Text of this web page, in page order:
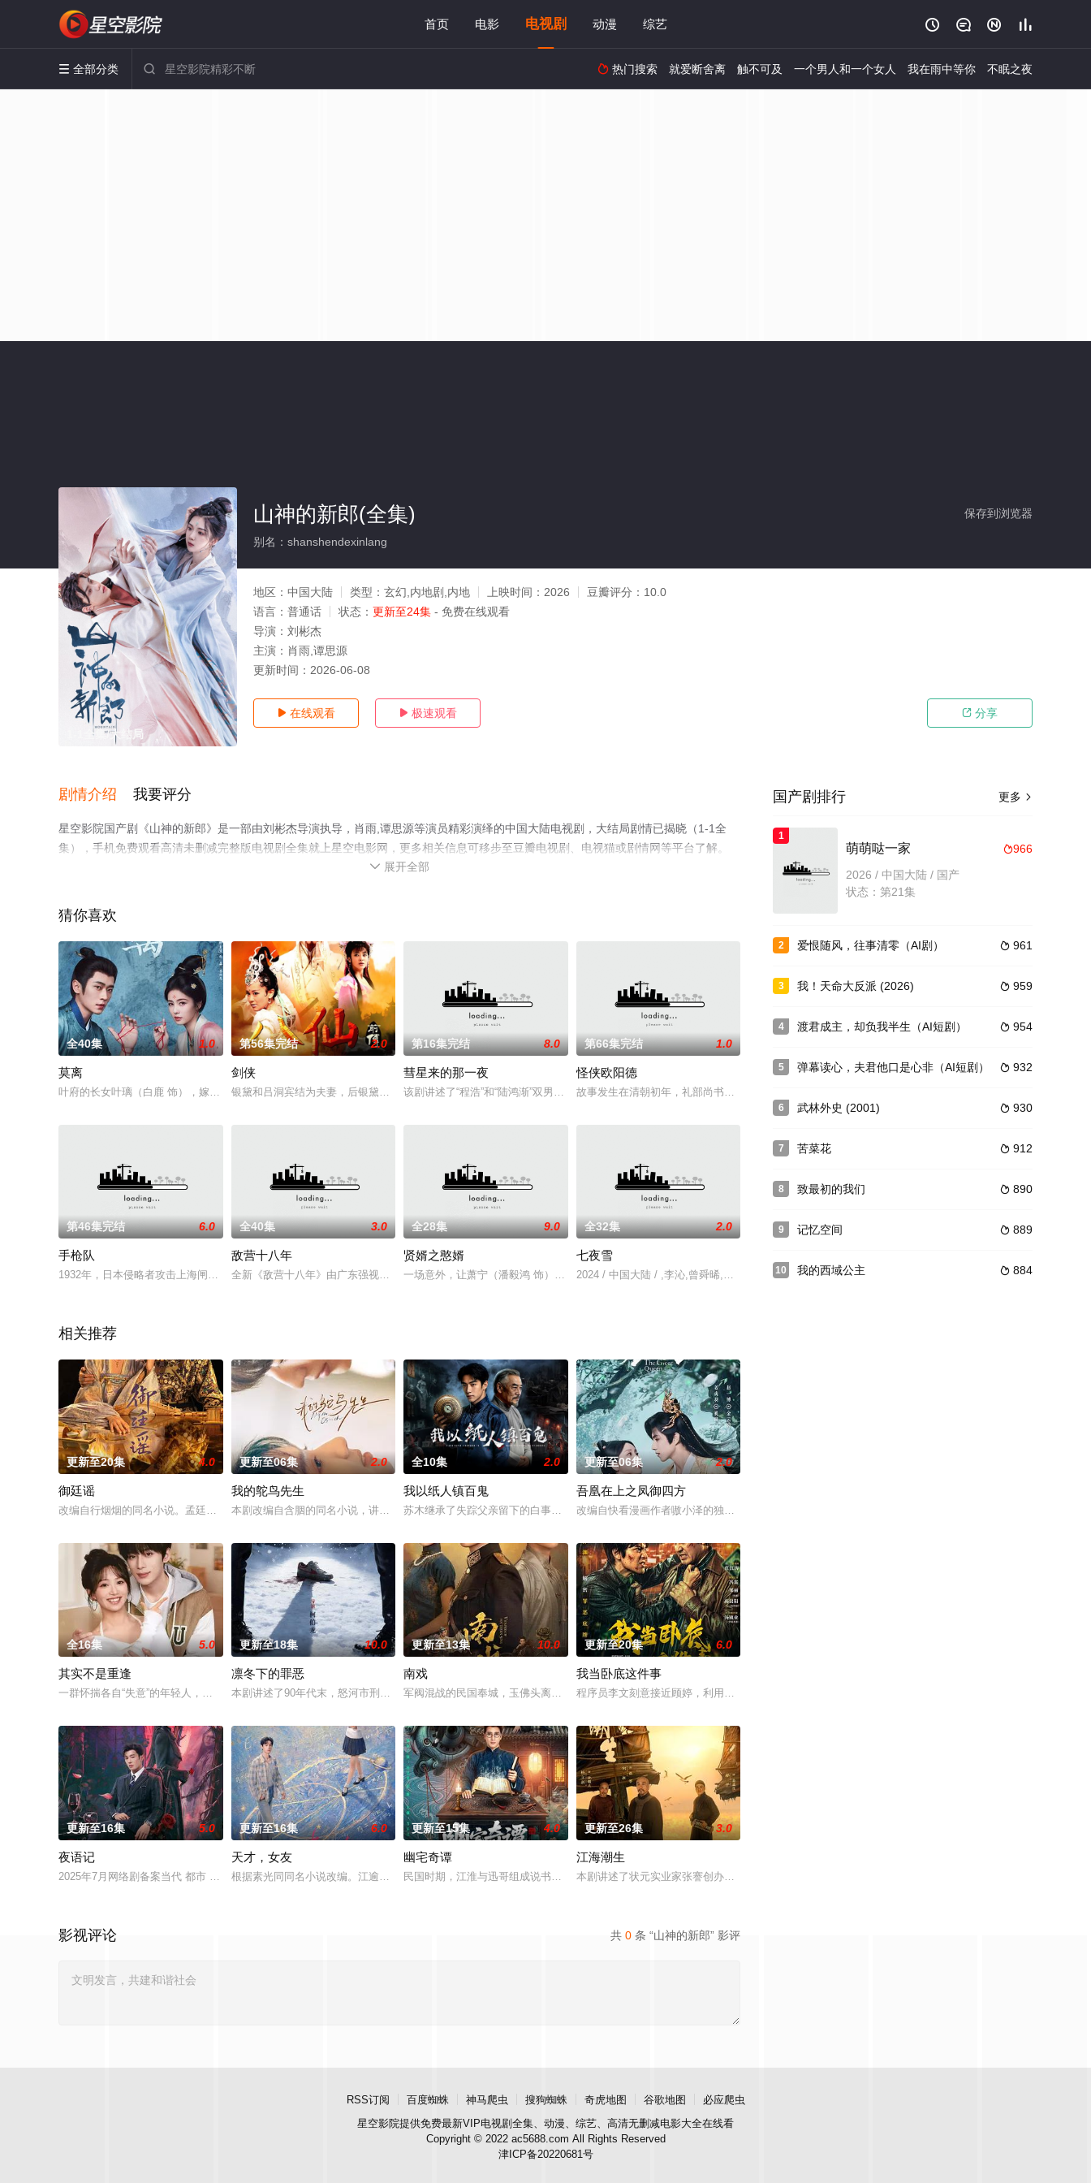
首页 电影 电视剧 动漫 综艺    
 全部分类   热门搜索 就爱断舍离 触不可及 一个男人和一个女人 我在雨中等你 不眠之夜
1-1全集/大结局
保存到浏览器
山神的新郎(全集)
别名：shanshendexinlang
地区： 中国大陆 类型： 玄幻,内地剧,内地 上映时间： 2026 豆瓣评分： 10.0
语言： 普通话 状态： 更新至24集 - 免费在线观看
导演： 刘彬杰
主演： 肖雨,谭思源
更新时间： 2026-06-08
 在线观看  极速观看  分享
剧情介绍 我要评分
星空影院国产剧《山神的新郎》是一部由刘彬杰导演执导，肖雨,谭思源等演员精彩演绎的中国大陆电视剧，大结局剧情已揭晓（1-1全
集），手机免费观看高清未删减完整版电视剧全集就上星空电影网，更多相关信息可移步至豆瓣电视剧、电视猫或剧情网等平台了解。
 展开全部
猜你喜欢
全40集 1.0
莫离
叶府的长女叶璃（白鹿 饰），嫁去破败的定王府，和双腿残疾的定王墨修尧成亲，而在叶璃出嫁当日，黎王墨景黎与叶府次女叶莹也于
第56集完结 2.0
剑侠
银黛和吕洞宾结为夫妻，后银黛为救吕洞宾而死，银黛妹妹雪琼为报复吕洞宾，不断制造祸端，幸被洞宾逐一化解。洞宾坚心求道，终获
第16集完结 8.0
彗星来的那一夜
该剧讲述了“程浩”和“陆鸿渐”双男主在平行空间互换身份，与迷妹林小小所发生的故事。
第66集完结 1.0
怪侠欧阳德
故事发生在清朝初年，礼部尚书彭鹏（李进荣 饰）被康熙千里迢迢派往广西平息叛乱，这漫长的旅途中，隐藏
第46集完结 6.0
手枪队
1932年，日本侵略者攻击上海闸北，十九路军伤亡惨重。杜凌云、张大器等军官为了继续抵抗侵略，他们组织成立“手枪队”，誓与
全40集 3.0
敌营十八年
全新《敌营十八年》由广东强视影业传媒有限公司投资拍摄，共120集，由卧心、雄心、丹心三部曲组成，每部40集。全剧以中共地
全28集 9.0
贤婿之憨婿
一场意外，让萧宁（潘毅鸿 饰）魂穿大境朝沦为苏家赘婿，他以古法点化茶韵酒香，引得万民竞逐；创报纸、揽英才，助公主纵横朝堂
全32集 2.0
七夜雪
2024 / 中国大陆 / ,李沁,曾舜晞,王弘毅,陈昊森,曾可妮,金泽灏,邵羽柒,叶祖新,毛林林,海铃,付嘉,于洋,魏震,刘津
相关推荐
更新至20集 4.0
御廷谣
改编自行烟烟的同名小说。孟廷辉，大平王朝有史以来个以女子进士科三元及第入翰林院的奇女子。十年前的她被他从死人堆里救出来，
更新至06集 2.0
我的鸵鸟先生
本剧改编自含胭的同名小说，讲述了邻家女孩庞倩（苏晓彤 饰）与童年时因一场意外落下身体残缺的少年顾铭夕（何洛洛 饰）的成长
全10集 2.0
我以纸人镇百鬼
苏木继承了失踪父亲留下的白事馆，本想低调扎纸维生，却因一具流血的新娘纸人卷入了一场跨越十年的惊天阴谋。这纸人身上，竟贴着
更新至06集 2.0
吾凰在上之凤御四方
改编自快看漫画作者嗷小泽的独家连载漫画《吾凰在上》。现代少女奚圆（姜贞羽 饰）因意外踏入玄机界，继
全16集 5.0
其实不是重逢
一群怀揣各自“失意”的年轻人，在沿海小城南安相遇相知，他们决心各展所长创办旅行社。他们以当地的特色人文与美食为引，用真诚
更新至18集 10.0
凛冬下的罪恶
本剧讲述了90年代末，怒河市刑侦支队在无普及监控、无DNA鉴定技术的支持下，通过摸排、勘查等传统刑侦手段，接连破获数起重
更新至13集 10.0
南戏
军阀混战的民国奉城，玉佛头离奇失窃，戏班主横尸戏台，将冷血少帅许又安与昆曲名伶荣筱楠推向不死不休的对立绝境。而他们不知，
更新至20集 6.0
我当卧底这件事
程序员李文刻意接近顾婷，利用顾炎女儿奴的属性，请求老炮儿顾炎带自己用程序员身份卧底电诈集团以求查
更新至16集 5.0
夜语记
2025年7月网络剧备案当代 都市 海南越酷文化传媒有限公司
更新至16集 6.0
天才，女友
根据素光同同名小说改编。江逾白长大以后，林知夏忽然对他说：“江逾白，我喜欢你，哲学和生物学意义上的喜欢。”那个夜晚，他脸
更新至15集 4.0
幽宅奇谭
民国时期，江淮与迅哥组成说书班子，偶遇“白天人住屋，晚上鬼占房”的阴阳宅，江淮被掳走配“阴婚”。他与女探长穆英搭档，侦破
更新至26集 3.0
江海潮生
本剧讲述了状元实业家张謇创办大生企业，实业报国的故事。甲午战争后，国家蒙羞，张謇虽高中状元，却渴
共 0 条 “山神的新郎” 影评
影视评论
更多 
国产剧排行
1
966
萌萌哒一家
2026 / 中国大陆 / 国产
状态：第21集
2  961
爱恨随风，往事清零（AI剧）
3  959
我！天命大反派 (2026)
4  954
渡君成主，却负我半生（AI短剧）
5  932
弹幕读心，夫君他口是心非（AI短剧）
6  930
武林外史 (2001)
7  912
苦菜花
8  890
致最初的我们
9  889
记忆空间
10  884
我的西域公主
RSS订阅 百度蜘蛛 神马爬虫 搜狗蜘蛛 奇虎地图 谷歌地图
必应爬虫
星空影院提供免费最新VIP电视剧全集、动漫、综艺、高清无删减电影大全在线看
Copyright © 2022 ac5688.com All Rights Reserved
津ICP备20220681号